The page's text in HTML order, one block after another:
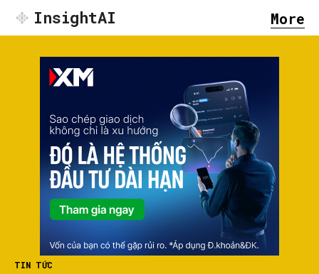
InsightAI More
TIN TỨC